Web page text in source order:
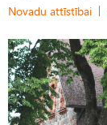
Novadu attīstībai